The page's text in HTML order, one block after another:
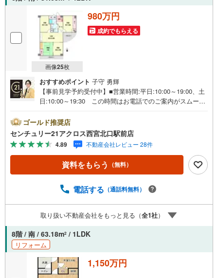
画像25枚
980万円
成約でもらえる
おすすめポイント 子守 勇輝
【事前見学予約受付中】■営業時間:平日:10:00～19:00、土
日:10:00～19:30 この時間はお電話でのご案内がスムーズ
良好です。上層階6階部分になります。4LDKと部屋数多く
ございます。○センチュリー21アクロスグループの3つの特
徴○■センチュリー21グループで28年連続No.1（1997年～2
024年兵庫地区仲介実績） 尼崎・伊丹・西宮・宝塚にて8
店舗展開中。阪神間での購入や売却は当店にお任せ下さい■
お客様駐車場、キッズスペース完備 8店舗すべて駅前にご
でもご安心ください。■取り扱い物件多数ございます。 地
中古マンションを始め多数物件を取り扱っています。Yaho
o！不動産に掲載しきれない物件もご紹介できます。お気軽
にお問合せください。弊社ホームページへは「C21アクロ
ス」で検索！
ゴールド推奨店
センチュリー21アクロス西宮北口駅前店
4.89 不動産会社レビュー 28件
資料をもらう （無料）
電話する （通話料無料）
取り扱い不動産会社をもっと見る（全1社）
8階 / 南 / 63.18m2 / 1LDK
リフォーム
1,150万円